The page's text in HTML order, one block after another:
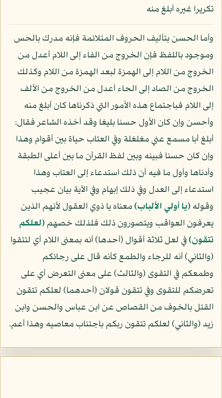
تكريرا غيره أبلغ منه
وأما الحسن بتأليف الحروف المتلائمة فإنه مدرك بالحس
وموجود باللفظ فإن الخروج من الفاء إلى اللام أعدل من
الخروج من اللام إلى الهمزة لبعد الهمزة من اللام وكذلك
الخروج من الصاد إلى الحاء أعدل من الخروج من الألف
إلى اللام فباجتماع هذه الأمور التي ذكرناها كان أبلغ منه
وأحسن وإن كان الأول حسنا بليغا وقد أخذه الشاعر فقال:
أبلغ أبا مسمع عني مغلغلة وفي العتاب حياة بين أقوام وهذا
وإن كان حسنا فبينه وبين لفظ القرآن ما بين أعلى الطبقة
وأدناها وأول ما فيه أن ذلك استدعاء إلى العتاب وهذا
استدعاء إلى العدل وفي ذلك إبهام وفي الآية بيان عجيب
وقوله﴿يا أولي الألباب﴾معناه يا ذوي العقول لأنهم الذين
يعرفون العواقب ويتصورون ذلك فلذلك خصهم﴿لعلكم
تتقون﴾في لعل ثلاثة أقوال (أحدها) أنه بمعنى اللام أي لتتقوا
(والثاني) أنه للرجاء والطمع كأنه قال على رجائكم
وطمعكم في التقوى (والثالث) على معنى التعرض أي على
تعرضكم للتقوى وفي تتقون قولان (أحدهما) لعلكم تتقون
القتل بالخوف من القصاص عن ابن عباس والحسن وابن
زيد (والثاني) لعلكم تتقون ربكم باجتناب معاصيه وهذا أعم.